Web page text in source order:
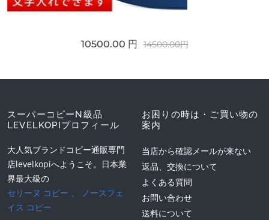
10500.00 円 14500.00円
スーパーコピーN級品
LEVELKOPIプロフィール
大人気ブランドコピー通販専門
店levelkopiへようこそ。日本業
界最大級の
セリーヌ コピー 、
ノースフェ
イス コピー
お困りの時は・ご買い物の
案内
当店から確認メールが来ない
返品、交換について
よくある質問
お問い合わせ
送料について